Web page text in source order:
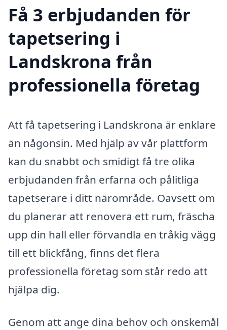
Få 3 erbjudanden för
tapetsering i
Landskrona från
professionella företag
Att få tapetsering i Landskrona är enklare
än någonsin. Med hjälp av vår plattform
kan du snabbt och smidigt få tre olika
erbjudanden från erfarna och pålitliga
tapetserare i ditt närområde. Oavsett om
du planerar att renovera ett rum, fräscha
upp din hall eller förvandla en tråkig vägg
till ett blickfång, finns det flera
professionella företag som står redo att
hjälpa dig.
Genom att ange dina behov och önskemål